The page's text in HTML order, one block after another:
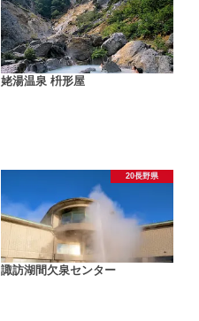
姥湯温泉 枡形屋
20長野県
諏訪湖間欠泉センター